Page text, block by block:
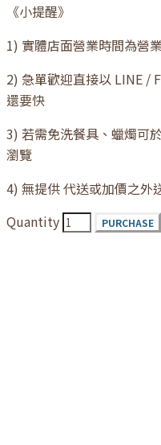
《小提醒》
1) 實體店面營業時間為營
2) 急單歡迎直接以 LINE /
還要快
3) 若需免洗餐具、蠟燭可
瀏覽
4) 無提供 代送或加價之外
Quantity
PURCHASE